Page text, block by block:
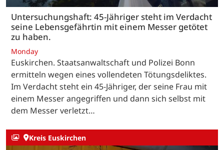
Untersuchungshaft: 45-Jähriger steht im Verdacht
seine Lebensgefährtin mit einem Messer getötet
zu haben.
Monday
Euskirchen. Staatsanwaltschaft und Polizei Bonn
ermitteln wegen eines vollendeten Tötungsdeliktes.
Im Verdacht steht ein 45-Jähriger, der seine Frau mit
einem Messer angegriffen und dann sich selbst mit
dem Messer verletzt…
Kreis Euskirchen